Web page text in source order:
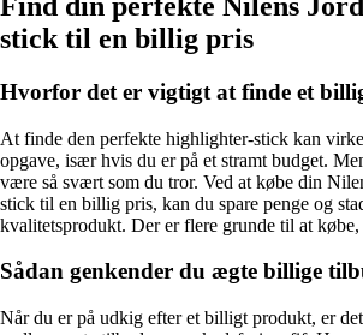
stick til en billig pris
Hvorfor det er vigtigt at finde et
At finde den perfekte highlighter-stick kan
opgave, især hvis du er på et stramt budget.
være så svært som du tror. Ved at købe din
stick til en billig pris, kan du spare penge og
kvalitetsprodukt. Der er flere grunde til at købe,
Sådan genkender du ægte billige
Når du er på udkig efter et billigt produkt, er